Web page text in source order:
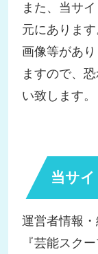
また、当サ
元にあります
画像等があ
ますので、
い致します。
当サ
運営者情報
『芸能スク